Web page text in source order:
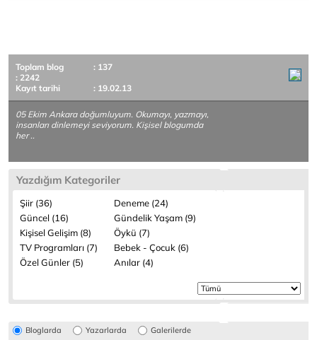
Toplam blog
: 137
: 2242
Kayıt tarihi
: 19.02.13
05 Ekim Ankara doğumluyum. Okumayı, yazmayı,
insanları dinlemeyi seviyorum. Kişisel blogumda
her ..
Yazdığım Kategoriler
Şiir (36)
Deneme (24)
Güncel (16)
Gündelik Yaşam (9)
Kişisel Gelişim (8)
Öykü (7)
TV Programları (7)
Bebek - Çocuk (6)
Özel Günler (5)
Anılar (4)
Bloglarda Yazarlarda Galerilerde